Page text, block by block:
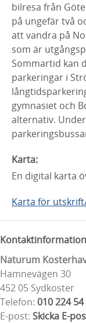
bilresa från
på ungefär två
att vandra på
som är
Sommartid kan
parkeringar i
gymnasiet och
alternativ.
Karta:
En digital karta
Karta för
Kontaktinformation
Naturum
Hamnevägen 30
452 05 Sydkoster
Telefon: 010 224 54
E-post: Skicka E-